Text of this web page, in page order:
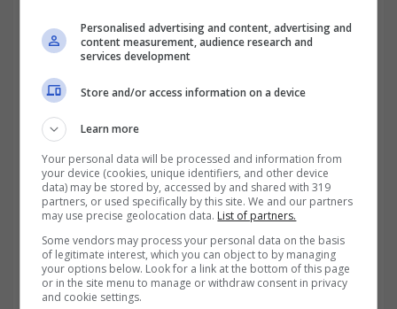
scadenza e se viene rispettato il pagamento
da parte dell’emittente, presenta un rischio
inerente inferiore, benché non nullo (rischio
sovrano e rischio tasso). Il titolo
2035 viene negoziato a prezzo sopra la pari
e ciò riduce leggermente il rendimento
rispetto alla cedola.
Personalised advertising and content, advertising and
content measurement, audience research and
services development
Store and/or access information on a device
Learn more
Your personal data will be processed and information from
your device (cookies, unique identifiers, and other device
data) may be stored by, accessed by and shared with 319
partners, or used specifically by this site. We and our partners
may use precise geolocation data. List of partners.
Some vendors may process your personal data on the basis
of legitimate interest, which you can object to by managing
your options below. Look for a link at the bottom of this page
or in the site menu to manage or withdraw consent in privacy
and cookie settings.